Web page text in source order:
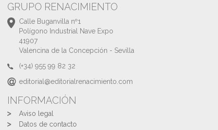
GRUPO RENACIMIENTO
Calle Buganvilla nº1
Polígono Industrial Nave Expo
41907
Valencina de la Concepción - Sevilla
(+34) 955 99 82 32
editorial@editorialrenacimiento.com
INFORMACIÓN
Aviso legal
Datos de contacto